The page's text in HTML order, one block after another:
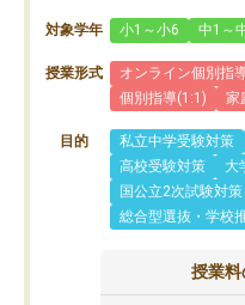
対象学年 小1～小6 中1～
授業形式 オンライン個別指
個別指導(1:1)
家
目的 私立中学受験対策
高校受験対策
大
国公立2次試験対策
総合型選抜・学校
授業